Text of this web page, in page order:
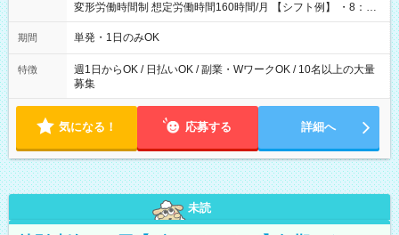
変形労働時間制 想定労働時間160時間/月 【シフト例】 ・8：00
～21：00
期間 単発・1日のみOK
特徴
週1日からOK / 日払いOK / 副業・WワークOK / 10名以上の大量
募集
気になる！ 応募する 詳細へ
未読